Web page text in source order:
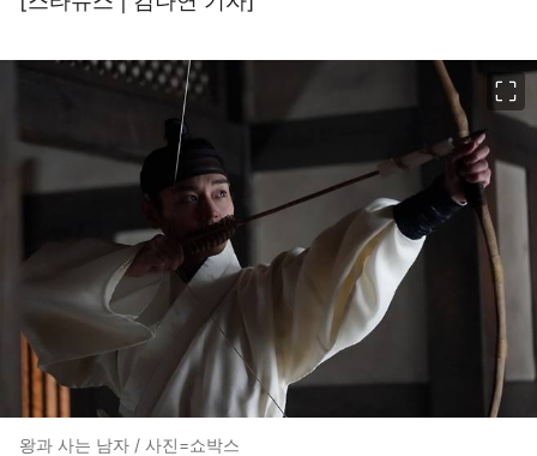
왕과 사는 남자 / 사진=쇼박스